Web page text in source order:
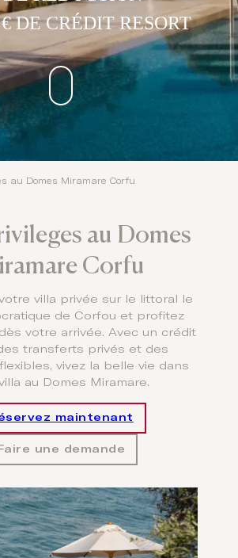
DE CRÉDIT RESORT
au Domes Miramare Corfu
au Domes
Corfu
villa privée sur le littoral le
de Corfou et profitez
votre arrivée. Avec un crédit
transferts privés et des
vivez la belle vie dans
au Domes Miramare.
maintenant
Faire une demande